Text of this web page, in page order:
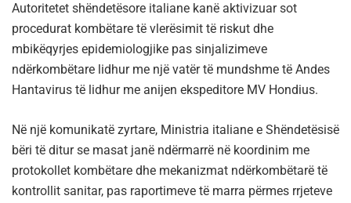
Autoritetet shëndetësore italiane kanë aktivizuar sot
procedurat kombëtare të vlerësimit të riskut dhe
mbikëqyrjes epidemiologjike pas sinjalizimeve
ndërkombëtare lidhur me një vatër të mundshme të Andes
Hantavirus të lidhur me anijen ekspeditore MV Hondius.
Në një komunikatë zyrtare, Ministria italiane e Shëndetësisë
bëri të ditur se masat janë ndërmarrë në koordinim me
protokollet kombëtare dhe mekanizmat ndërkombëtarë të
kontrollit sanitar, pas raportimeve të marra përmes rrjeteve